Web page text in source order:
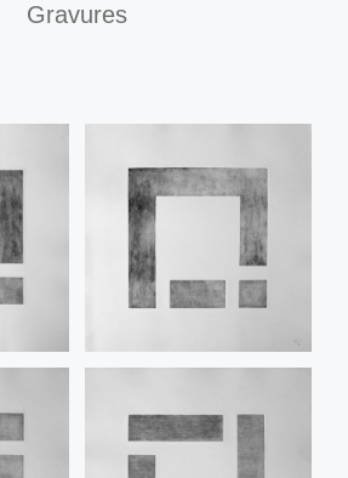
Gravures